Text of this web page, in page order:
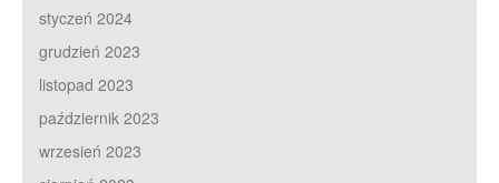
styczeń 2024
grudzień 2023
listopad 2023
październik 2023
wrzesień 2023